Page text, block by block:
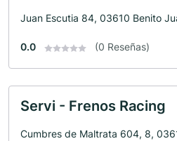
Juan Escutia 84, 03610 Benito
0.0 (0 Reseñas)
Servi - Frenos Racing
Cumbres de Maltrata 604, 8,